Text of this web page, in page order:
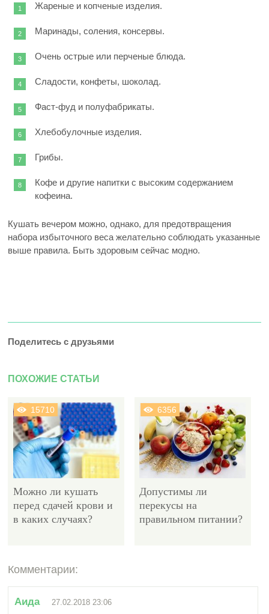
Жареные и копченые изделия.
Маринады, соления, консервы.
Очень острые или перченые блюда.
Сладости, конфеты, шоколад.
Фаст-фуд и полуфабрикаты.
Хлебобулочные изделия.
Грибы.
Кофе и другие напитки с высоким содержанием
кофеина.
Кушать вечером можно, однако, для предотвращения
набора избыточного веса желательно соблюдать указанные
выше правила. Быть здоровым сейчас модно.
Поделитесь с друзьями
ПОХОЖИЕ СТАТЬИ
15710
Можно ли кушать
перед сдачей крови и
в каких случаях?
6356
Допустимы ли
перекусы на
правильном питании?
14579
Комментарии:
Аида 27.02.2018 23:06